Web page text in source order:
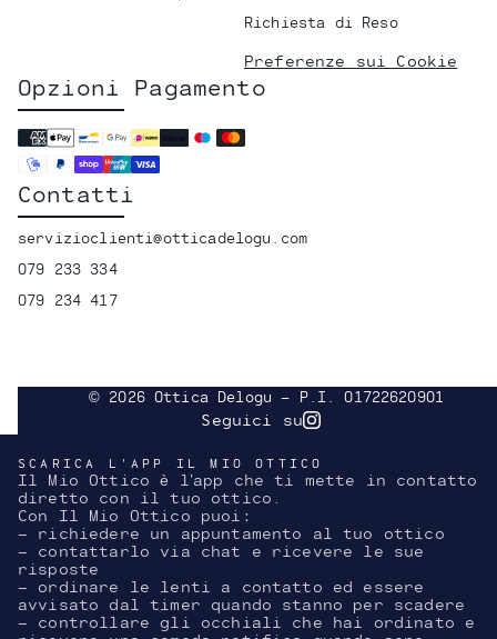
Richiesta di Reso
Preferenze sui Cookie
Opzioni Pagamento
Contatti
servizioclienti@otticadelogu.com
079 233 334
079 234 417
© 2026 Ottica Delogu - P.I. 01722620901
Seguici suInstagram
SCARICA L'APP IL MIO OTTICO
Il Mio Ottico è l’app che ti mette in contatto
diretto con il tuo ottico.
Con Il Mio Ottico puoi:
- richiedere un appuntamento al tuo ottico
- contattarlo via chat e ricevere le sue
risposte
- ordinare le lenti a contatto ed essere
avvisato dal timer quando stanno per scadere
- controllare gli occhiali che hai ordinato e